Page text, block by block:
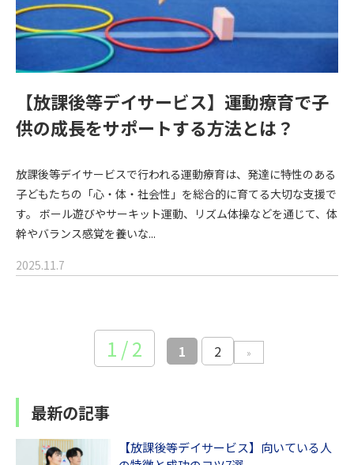
【放課後等デイサービス】運動療育で子
供の成長をサポートする方法とは？
放課後等デイサービスで行われる運動療育は、発達に特性のある
子どもたちの「心・体・社会性」を総合的に育てる大切な支援で
す。 ボール遊びやサーキット運動、リズム体操などを通じて、体
幹やバランス感覚を養いな...
2025.11.7
1 / 2 1 2 »
最新の記事
【放課後等デイサービス】向いている人